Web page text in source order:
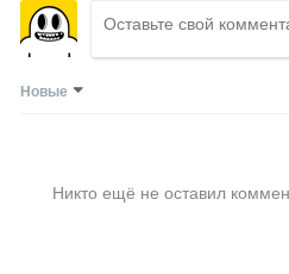
Новые
Никто ещё не оставил